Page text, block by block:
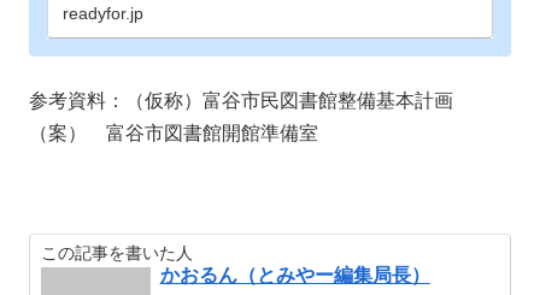
readyfor.jp
参考資料：（仮称）富谷市民図書館整備基本計画
（案） 富谷市図書館開館準備室
この記事を書いた人
かおるん（とみやー編集局長）